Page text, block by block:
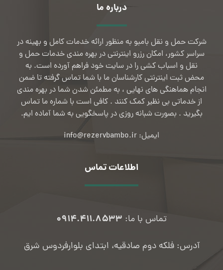
درباره ما
شرکت حمل و نقل بامبو به منظور ارائه خدمات کامل و بهینه در
سراسر کشور، امکان رزرو اینترنتی در بهره مندی خدمات حمل و
نقل و اسباب کشی را در سایت خود فراهم آورده است. به
محض ثبت اینترنتی کارشناسان ما با شما تماس گرفته تا ضمن
انجام هماهنگی های نهایی ، به مطمئن شدن شما در بهره مندی
از خدماتی بی نظیر کمک کنند . کافی است با شماره ما تماس
بگیرید . بصورت شبانه روزی در پاسخگویی به شما آماده ایم.
ایمیل: info@rezervbambo.ir
اطلاعات تماس
تماس با ما: ۰۹۱۴.۴۱۱.۸۵۳۳
آدرس: فلکه دوم صادقیه، ابتدای بلوارفردوس شرق